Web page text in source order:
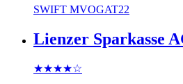
SWIFT MVOGAT22
Lienzer Sparkasse
★★★★☆